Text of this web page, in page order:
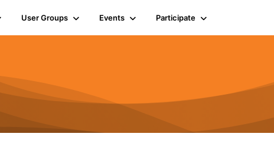
User Groups Events Participate